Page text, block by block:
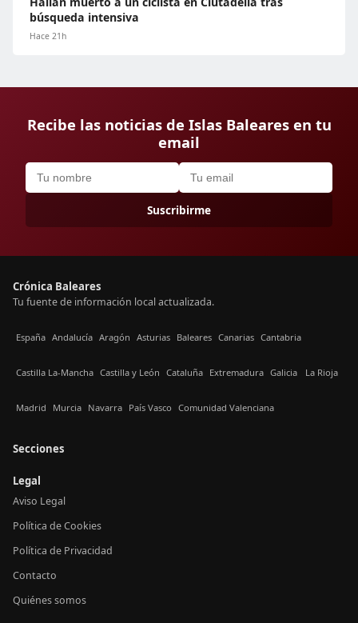
búsqueda intensiva
Hace 21h
Recibe las noticias de Islas Baleares en tu
email
Suscribirme
Crónica Baleares
Tu fuente de información local actualizada.
España Andalucía Aragón Asturias Baleares Canarias Cantabria
Castilla La-Mancha Castilla y León Cataluña Extremadura Galicia La Rioja
Madrid Murcia Navarra País Vasco Comunidad Valenciana
Secciones
Legal
Aviso Legal
Política de Cookies
Política de Privacidad
Contacto
Quiénes somos